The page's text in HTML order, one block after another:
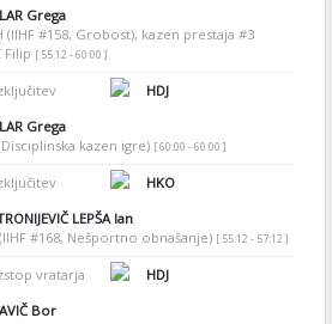
Grega
(IIHF #158, Grobost), kazen prestaja #3
Filip [ 55:12 - 60:00 ]
HDJ
Grega
kazen igre) [ 60:00 - 60:00 ]
HKO
LEPŠA Ian
#168, Nešportno obnašanje) [ 55:12 - 57:12 ]
vratarja
HDJ
Bor